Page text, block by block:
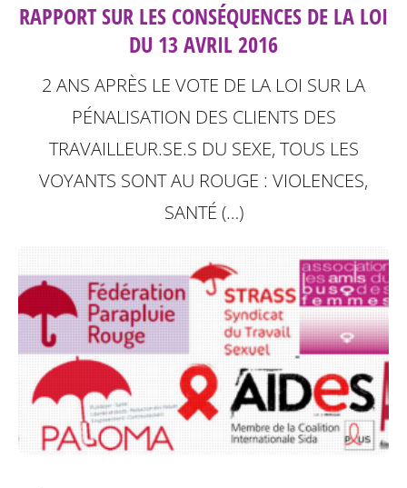
RAPPORT SUR LES CONSÉQUENCES DE LA LOI
DU 13 AVRIL 2016
2 ANS APRÈS LE VOTE DE LA LOI SUR LA
PÉNALISATION DES CLIENTS DES
TRAVAILLEUR.SE.S DU SEXE, TOUS LES
VOYANTS SONT AU ROUGE : VIOLENCES,
SANTÉ (…)